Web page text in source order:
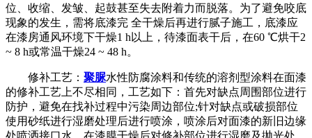
位、收缩、发皱、起鼓甚至失去附着力而脱落。为了避免咬底
现象的发生，需将底漆完 全干燥后再进行腻子施工，底漆应
在漆房通风环境下干燥1 h以上，待漆面表干后，在60 ℃烘干2
~ 8 h或常温干燥24 ~ 48 h。
修补工艺： 聚脲水性防腐涂料和传统的溶剂型涂料在面漆
的修补工艺上不尽相同，工艺如下：首先对缺点周围部位进行
防护，避免在找补过程中污染周边部位;针对缺点或破损部位
使用砂纸进行湿磨处理后进行喷涂，喷涂后对面漆的新旧边缘
处喷洒接口水，在漆膜干燥后对修补部位进行湿磨及抛光处